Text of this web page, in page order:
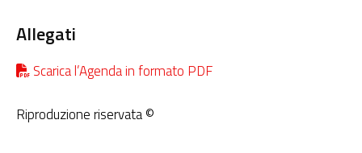
Allegati
Scarica l’Agenda in formato PDF
Riproduzione riservata ©